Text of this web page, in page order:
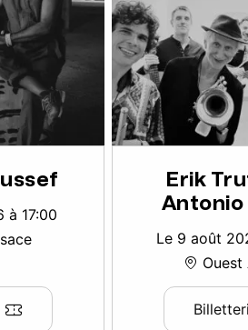
à 17:00
Erik
Antonio
Le 9 août
Ouest